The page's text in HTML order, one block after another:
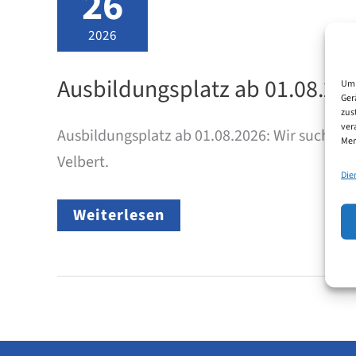
2026
Ausbildungsplatz ab
Ausbildungsplatz ab 01.08.2026: Wir
Velbert.
Ausbildungsplatz
ab
(m/w/d)
Weiterlesen